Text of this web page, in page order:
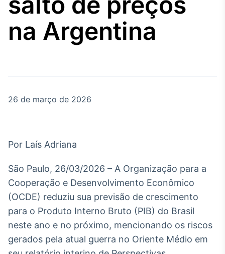
Agro
Tudo sobre o
agronegócio
Broadcast
Energia
O setor de
energia elétrica
no Brasil
Broadcast
White Label
Plataforma para
na Argentina
26 de março de 2026
Por Laís Adriana
São Paulo, 26/03/2026 – A Organização para a
Cooperação e Desenvolvimento Econômico
(OCDE) reduziu sua previsão de crescimento
para o Produto Interno Bruto (PIB) do Brasil
neste ano e no próximo, mencionando os riscos
gerados pela atual guerra no Oriente Médio em